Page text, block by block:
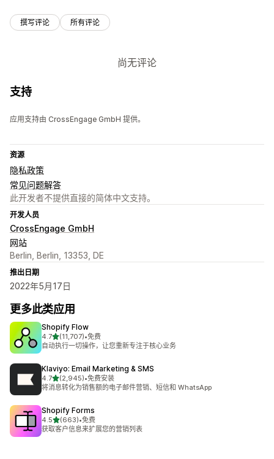
撰写评论 所有评论
尚无评论
支持
应用支持由 CrossEngage GmbH 提供。
资源
隐私政策
常见问题解答
此开发者不提供直接的简体中文支持。
开发人员
CrossEngage GmbH
网站
Berlin, Berlin, 13353, DE
推出日期
2022年5月17日
更多此类应用
Shopify Flow
4.7星（满分 5 星）
(11,707)
总共 11707 条评论
•免费
自动执行一切操作，让您重新专注于核心业务
Klaviyo: Email Marketing & SMS
4.7星（满分 5 星）
(2,945)
总共 2945 条评论
•免费安装
将消息转化为销售额的电子邮件营销、短信和 WhatsApp
Shopify Forms
4.5星（满分 5 星）
(663)
总共 663 条评论
•免费
获取客户信息来扩展您的营销列表